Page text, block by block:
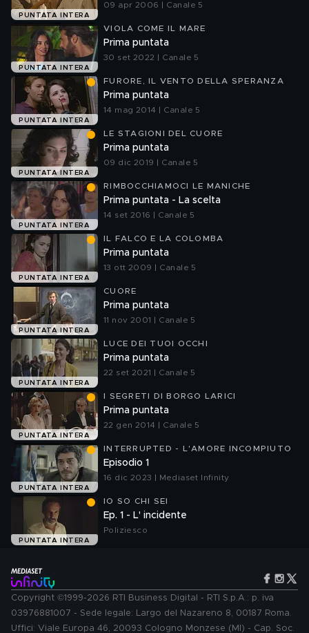
PUNTATA INTERA
09 apr 2006 | Canale 5
PUNTATA INTERA
VIOLA COME IL MARE
Prima puntata
30 set 2022 | Canale 5
PUNTATA INTERA
FURORE, IL VENTO DELLA SPERANZA
Prima puntata
14 mag 2014 | Canale 5
PUNTATA INTERA
LE STAGIONI DEL CUORE
Prima puntata
09 dic 2019 | Canale 5
PUNTATA INTERA
RIMBOCCHIAMOCI LE MANICHE
Prima puntata - La scelta
14 set 2016 | Canale 5
PUNTATA INTERA
IL FALCO E LA COLOMBA
Prima puntata
13 ott 2009 | Canale 5
PUNTATA INTERA
CUORE
Prima puntata
11 nov 2001 | Canale 5
PUNTATA INTERA
LUCE DEI TUOI OCCHI
Prima puntata
22 set 2021 | Canale 5
PUNTATA INTERA
I SEGRETI DI BORGO LARICI
Prima puntata
22 gen 2014 | Canale 5
PUNTATA INTERA
INTERRUPTED - L'AMORE INCOMPIUTO
Episodio 1
16 dic 2023 | Mediaset Infinity
PUNTATA INTERA
IO SO CHI SEI
Ep. 1 - L' incidente
Poliziesco
Copyright ©1999-2026 RTI Business Digital - RTI S.p.A.: p. iva
03976881007 - Sede legale: Largo del Nazareno 8, 00187 Roma.
Uffici: Viale Europa 46, 20093 Cologno Monzese (MI) - Cap. Soc.